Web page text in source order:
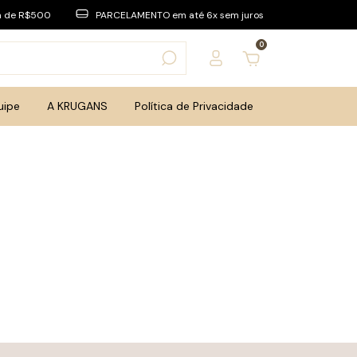
de R$500 PARCELAMENTO em até 6x sem juros
0
A KRUGANS Política de Privacidade